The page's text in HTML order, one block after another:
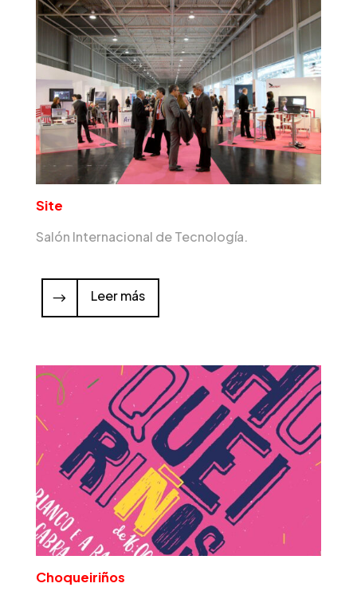
Site
Salón Internacional de Tecnología.
Leer más
Choqueiriños